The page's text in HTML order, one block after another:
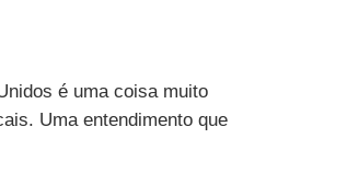
é uma coisa muito
Uma entendimento que